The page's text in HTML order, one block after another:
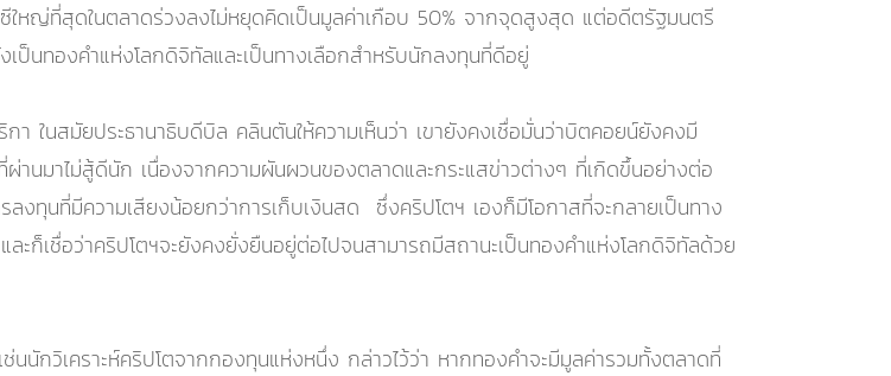
ใหญ่ที่สุดในตลาดร่วงลงไม่หยุดคิดเป็นมูลค่าเกือบ 50% จากจุดสูงสุด แต่อดีตรัฐมนตรี
ป็นทองคำแห่งโลกดิจิทัลและเป็นทางเลือกสำหรับนักลงทุนที่ดีอยู่
ในสมัยประธานาธิบดีบิล คลินตันให้ความเห็นว่า เขายังคงเชื่อมั่นว่าบิตคอยน์ยังคงมี
านมาไม่สู้ดีนัก เนื่องจากความผันผวนของตลาดและกระแสข่าวต่างๆ ที่เกิดขึ้นอย่างต่อ
งทุนที่มีความเสียงน้อยกว่าการเก็บเงินสด ซึ่งคริปโตฯ เองก็มีโอกาสที่จะกลายเป็นทาง
ก็เชื่อว่าคริปโตฯจะยังคงยั่งยืนอยู่ต่อไปจนสามารถมีสถานะเป็นทองคำแห่งโลกดิจิทัลด้วย
นักวิเคราะห์คริปโตจากกองทุนแห่งหนึ่ง กล่าวไว้ว่า หากทองคำจะมีมูลค่ารวมทั้งตลาดที่